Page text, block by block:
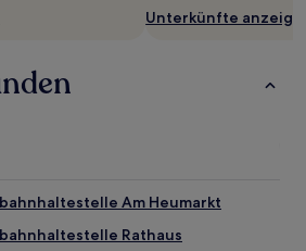
Unterkünfte
Am Heumarkt
Rathaus